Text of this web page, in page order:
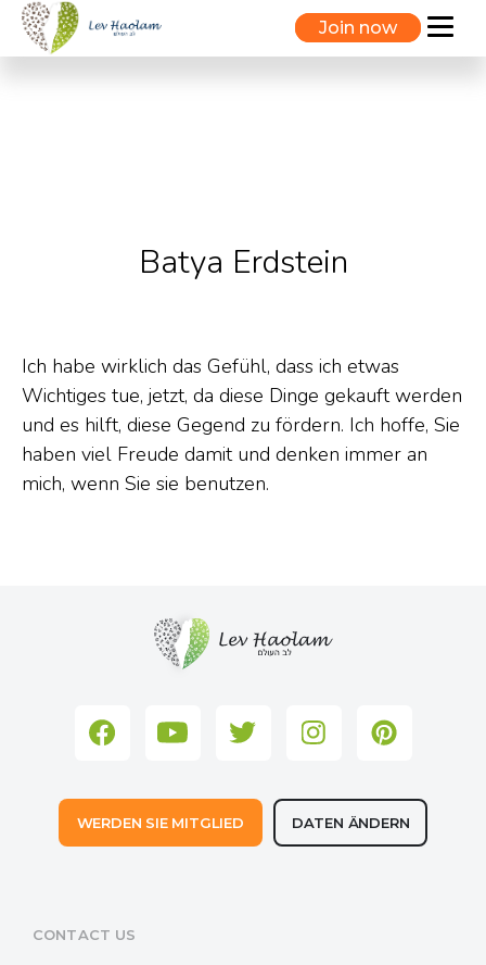
Join now
Batya Erdstein
Ich habe wirklich das Gefühl, dass ich etwas
Wichtiges tue, jetzt, da diese Dinge gekauft werden
und es hilft, diese Gegend zu fördern. Ich hoffe, Sie
haben viel Freude damit und denken immer an
mich, wenn Sie sie benutzen.
WERDEN SIE MITGLIED DATEN ÄNDERN
CONTACT US